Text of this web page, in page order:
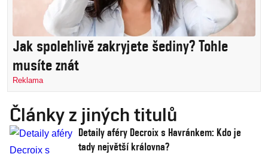
Jak spolehlivě zakryjete šediny? Tohle
musíte znát
Reklama
Články z jiných titulů
Detaily aféry Decroix s Havránkem: Kdo je
tady největší královna?